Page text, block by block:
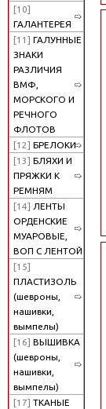
[10]
ГАЛАНТЕРЕЯ
[11] ГАЛУННЫЕ
ЗНАКИ
РАЗЛИЧИЯ
ВМФ,
МОРСКОГО И
РЕЧНОГО
ФЛОТОВ
[12] БРЕЛОКИ
[13] БЛЯХИ И
ПРЯЖКИ К
РЕМНЯМ
[14] ЛЕНТЫ
ОРДЕНСКИЕ
МУАРОВЫЕ,
ВОП С ЛЕНТОЙ
[15]
ПЛАСТИЗОЛЬ
(шевроны,
нашивки,
вымпелы)
[16] ВЫШИВКА
(шевроны,
нашивки,
вымпелы)
[17] ТКАНЫЕ